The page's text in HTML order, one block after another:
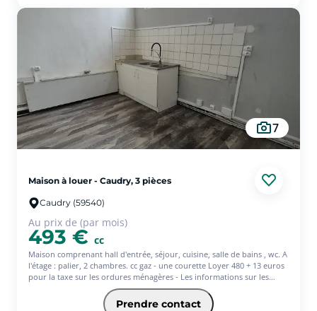
7
Maison à louer - Caudry, 3 pièces
Caudry (59540)
Au prix de (par mois)
493 € cc
Maison comprenant hall d'entrée, séjour, cuisine, salle de bains , wc. A
l'étage : palier, 2 chambres. cc gaz - une courette Loyer 480 + 13 euros
pour la taxe sur les ordures ménagères - Les informations sur les
risques auxquels ce bien est exposé sont disponibles sur le site
Géorisques : www.georisques.gouv.fr
Prendre contact